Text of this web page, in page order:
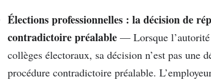
Élections professionnelles : la décision de
contradictoire préalable — Lorsque l’autorité
collèges électoraux, sa décision n’est pas
procédure contradictoire préalable.